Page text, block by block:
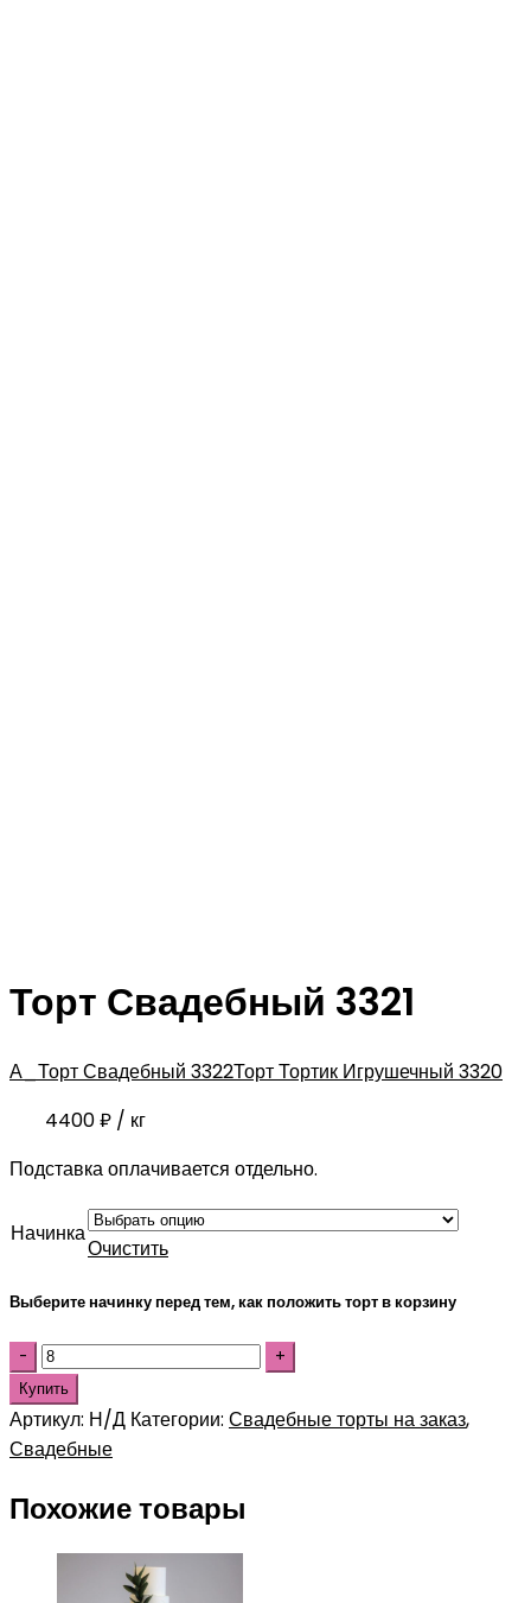
Торт Свадебный 3321
А_Торт Свадебный 3322Торт Тортик Игрушечный 3320
4400₽ / кг
Подставка оплачивается отдельно.
Начинка
Очистить
Выберите начинку перед тем, как положить торт в корзину
Купить
Артикул: Н/Д Категории: Свадебные торты на заказ,
Свадебные
Похожие товары